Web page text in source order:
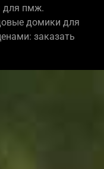
для пмж.
домики для
заказать